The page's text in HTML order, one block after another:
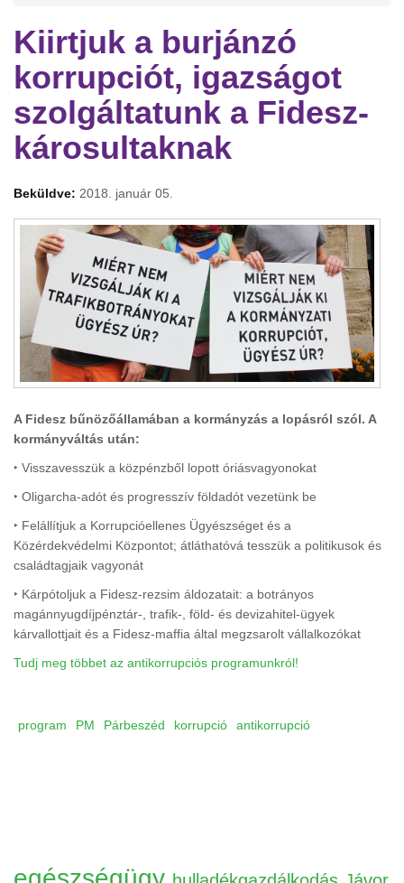
Kiirtjuk a burjánzó
korrupciót, igazságot
szolgáltatunk a Fidesz-
károsultaknak
Beküldve: 2018. január 05.
A Fidesz bűnözőállamában a kormányzás a lopásról szól. A
kormányváltás után:
‣ Visszavesszük a közpénzből lopott óriásvagyonokat
‣ Oligarcha-adót és progresszív földadót vezetünk be
‣ Felállítjuk a Korrupcióellenes Ügyészséget és a
Közérdekvédelmi Központot; átláthatóvá tesszük a politikusok és
családtagjaik vagyonát
‣ Kárpótoljuk a Fidesz-rezsim áldozatait: a botrányos
magánnyugdíjpénztár-, trafik-, föld- és devizahitel-ügyek
kárvallottjait és a Fidesz-maffia által megzsarolt vállalkozókat
Tudj meg többet az antikorrupciós programunkról!
program PM Párbeszéd korrupció antikorrupció